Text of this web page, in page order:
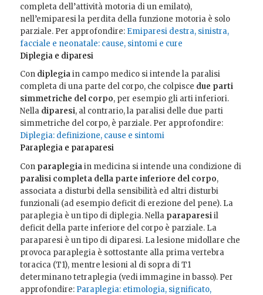
completa dell’attività motoria di un emilato),
nell’emiparesi la perdita della funzione motoria è solo
parziale. Per approfondire: Emiparesi destra, sinistra,
facciale e neonatale: cause, sintomi e cure
Diplegia e diparesi
Con diplegiain campo medico si intende la paralisi
completa di una parte del corpo, che colpisce due parti
simmetriche del corpo, per esempio gli arti inferiori.
Nella diparesi, al contrario, la paralisi delle due parti
simmetriche del corpo, è parziale. Per approfondire:
Diplegia: definizione, cause e sintomi
Paraplegia e paraparesi
Con paraplegiain medicina si intende una condizione di
paralisi completa della parte inferiore del corpo,
associata a disturbi della sensibilità ed altri disturbi
funzionali (ad esempio deficit di erezione del pene). La
paraplegia è un tipo di diplegia. Nella paraparesiil
deficit della parte inferiore del corpo è parziale. La
paraparesi è un tipo di diparesi. La lesione midollare che
provoca paraplegia è sottostante alla prima vertebra
toracica (T1), mentre lesioni al di sopra di T1
determinano tetraplegia (vedi immagine in basso). Per
approfondire: Paraplegia: etimologia, significato,